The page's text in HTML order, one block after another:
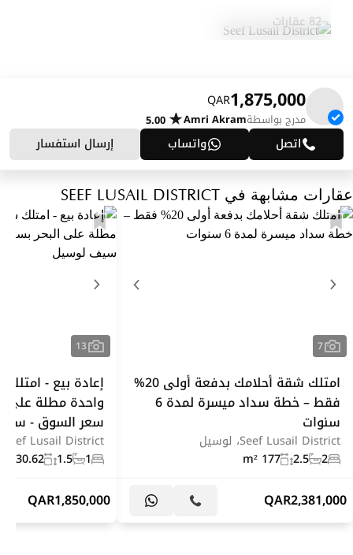
82 عقارات
1,875,000
QAR
مدرج بواسطةAmri Akram
5.00
اتصل واتساب إرسال استفسار
عقارات مشابهة في SEEF LUSAIL DISTRICT
7
امتلك شقة أحلامك بدفعة أولى 20%
فقط – خطة سداد ميسرة لمدة 6
سنوات
Seef Lusail District، لوسيل
2
2.5
177 m²
2,381,000
QAR
13
إعادة بيع -
واحدة مطلة على
سعر السوق -
Seef Lusail District، لوسيل
1
1.5
130.62 m²
1,850,000
QAR